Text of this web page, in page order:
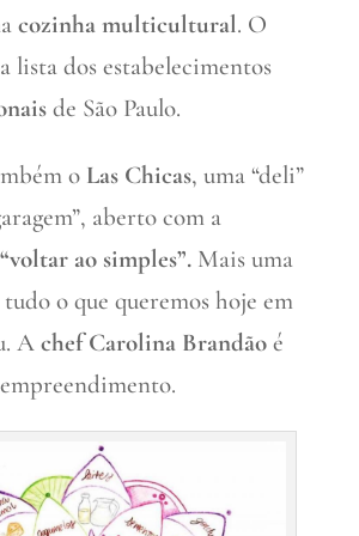
cozinha multicultural. O
lista dos estabelecimentos
de São Paulo.
o Las Chicas, uma “deli”
aberto com a
“voltar ao simples”. Mais uma
o que queremos hoje em
Achef Carolina Brandãoé